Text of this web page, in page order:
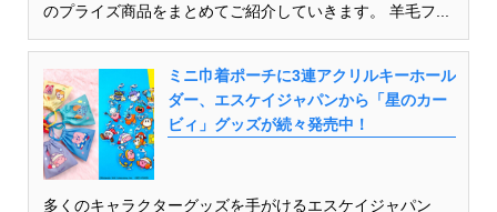
のプライズ商品をまとめてご紹介していきます。 羊毛フ...
ミニ巾着ポーチに3連アクリルキーホール
ダー、エスケイジャパンから「星のカー
ビィ」グッズが続々発売中！
多くのキャラクターグッズを手がけるエスケイジャパン